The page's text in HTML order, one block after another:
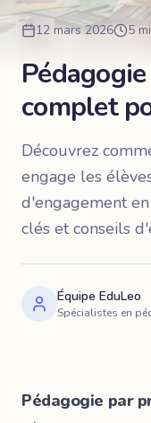
12 mars 2026 5
complet
Découvrez
engage les
d'engagement
clés et conseils
Équipe EduLeo
Spécialistes en
Pédagogie par